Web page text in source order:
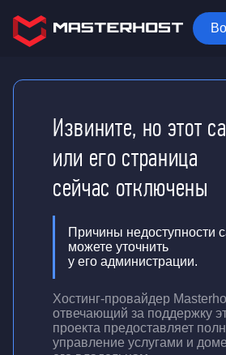
Извините, но этот
или его страница
сейчас отключены
Причины недоступности
можете уточнить
у его администрации.
Хостинг-провайдер
отвечающий за поддержку
проекта предоставляет
управление услугами и